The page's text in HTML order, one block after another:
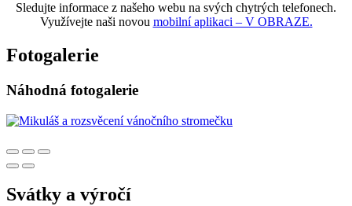
Sledujte informace z našeho webu na svých chytrých telefonech.
Využívejte naši novou mobilní aplikaci – V OBRAZE.
Fotogalerie
Náhodná fotogalerie
Svátky a výročí